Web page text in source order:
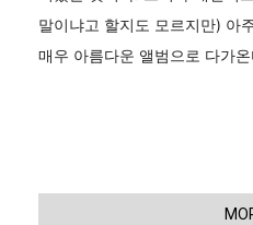
말이냐고 할지도 모르지만) 아
매우 아름다운 앨범으로 다가